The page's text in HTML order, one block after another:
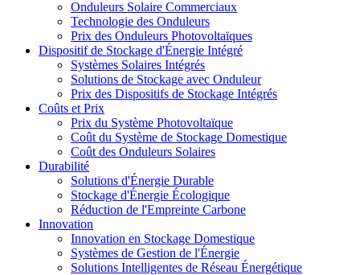
Onduleurs Solaire Commerciaux
Technologie des Onduleurs
Prix des Onduleurs Photovoltaïques
Dispositif de Stockage d'Énergie Intégré
Systèmes Solaires Intégrés
Solutions de Stockage avec Onduleur
Prix des Dispositifs de Stockage Intégrés
Coûts et Prix
Prix du Système Photovoltaïque
Coût du Système de Stockage Domestique
Coût des Onduleurs Solaires
Durabilité
Solutions d'Énergie Durable
Stockage d'Énergie Écologique
Réduction de l'Empreinte Carbone
Innovation
Innovation en Stockage Domestique
Systèmes de Gestion de l'Énergie
Solutions Intelligentes de Réseau Énergétique